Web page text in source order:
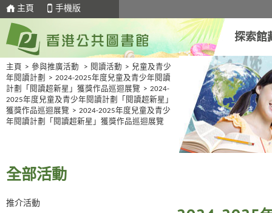
主頁 手機版
探索館
主頁 > 參與推廣活動 > 閱讀活動 > 兒童及青少
年閱讀計劃
> 2024-2025年度兒童及青少年閱讀
計劃「閱讀超新星」獲獎作品巡迴展覽 > 2024-
2025年度兒童及青少年閱讀計劃「閱讀超新星」
獲獎作品巡迴展覽 > 2024-2025年度兒童及青少
年閱讀計劃「閱讀超新星」獲獎作品巡迴展覽
全部活動
推介活動